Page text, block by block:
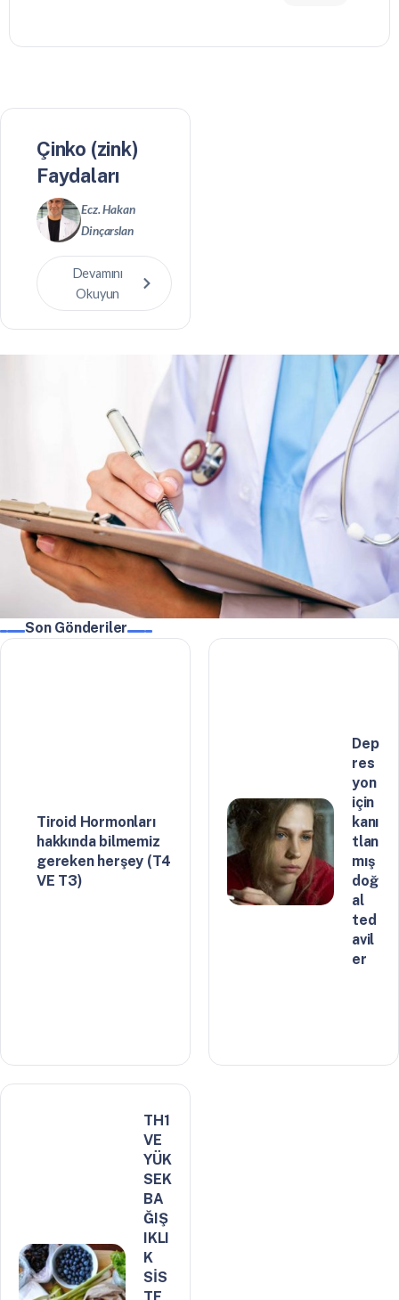
Çinko (zink)
Faydaları
Ecz. Hakan
Dinçarslan
Devamını
Okuyun
Son Gönderiler
Tiroid Hormonları
hakkında bilmemiz
gereken herşey (T4
VE T3)
Dep
res
yon
için
kanı
tlan
mış
doğ
al
ted
avil
er
TH1
VE
YÜK
SEK
BA
ĞIŞ
IKLI
K
SİS